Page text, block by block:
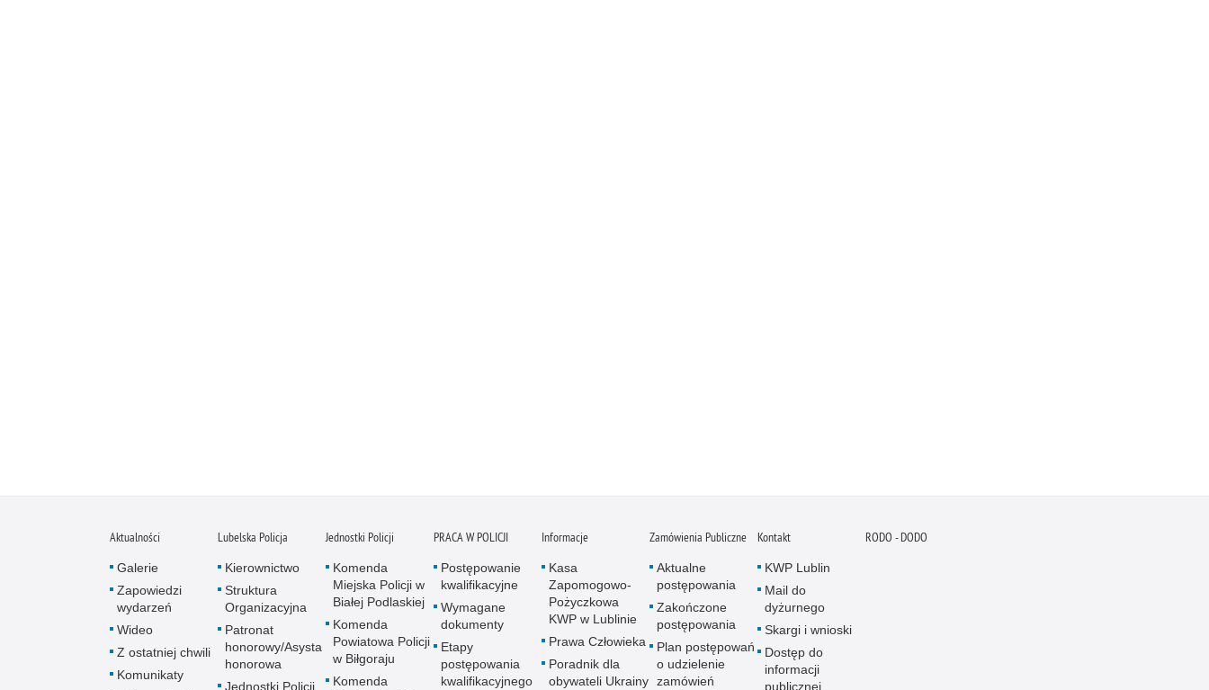
Aktualności
Galerie
Zapowiedzi
wydarzeń
Wideo
Z ostatniej chwili
Komunikaty
Lubelska Policja
Kierownictwo
Struktura
Organizacyjna
Patronat
honorowy/Asysta
honorowa
Jednostki Policji
Jednostki Policji
Komenda
Miejska Policji w
Białej Podlaskiej
Komenda
Powiatowa Policji
w Biłgoraju
Komenda
PRACA W POLICJI
Postępowanie
kwalifikacyjne
Wymagane
dokumenty
Etapy
postępowania
kwalifikacyjnego
Informacje
Kasa
Zapomogowo-
Pożyczkowa
KWP w Lublinie
Prawa Człowieka
Poradnik dla
obywateli Ukrainy
Zamówienia Publiczne
Aktualne
postępowania
Zakończone
postępowania
Plan postępowań
o udzielenie
zamówień
Kontakt
KWP Lublin
Mail do
dyżurnego
Skargi i wnioski
Dostęp do
informacji
publicznej
RODO - DODO